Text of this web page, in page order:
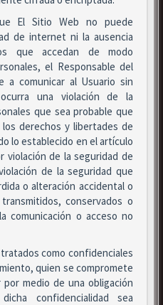
El Sitio Web no puede
de internet ni la ausencia
que accedan de modo
el Responsable del
a comunicar al Usuario sin
una violación de la
que sea probable que
derechos y libertades de
lo establecido en el artículo
violación de la seguridad de
de la seguridad que
o alteración accidental o
conservados o
comunicación o acceso no
como confidenciales
quien se compromete
medio de una obligación
confidencialidad sea